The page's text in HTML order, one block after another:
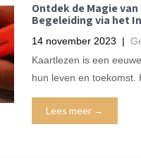
Ontdek de Magie
Begeleiding via het
14 november 2023 |
Kaartlezen is een
hun leven en
Lees meer →